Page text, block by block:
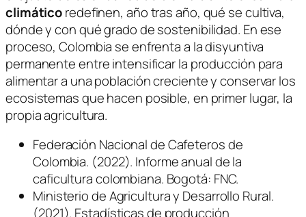
climáticoredefinen, año tras año, qué se cultiva,
dónde y con qué grado de sostenibilidad. En ese
proceso, Colombia se enfrenta a la disyuntiva
permanente entre intensificar la producción para
alimentar a una población creciente y conservar los
ecosistemas que hacen posible, en primer lugar, la
propia agricultura.
Federación Nacional de Cafeteros de
Colombia. (2022). Informe anual de la
caficultura colombiana. Bogotá: FNC.
Ministerio de Agricultura y Desarrollo Rural.
(2021). Estadísticas de producción